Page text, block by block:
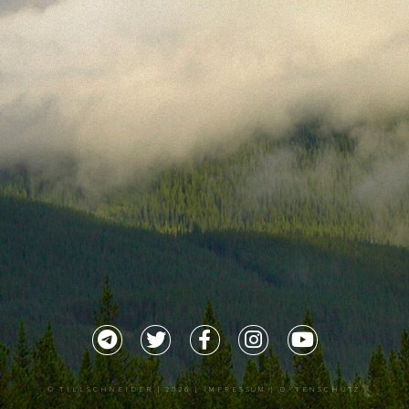
©TILLSCHNEIDER | 2026 |IMPRESSUM |DATENSCHUTZ